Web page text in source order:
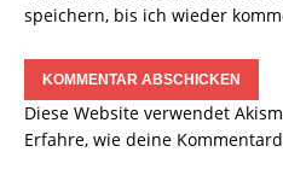
speichern, bis ich wieder
Diese Website verwendet
Erfahre, wie deine